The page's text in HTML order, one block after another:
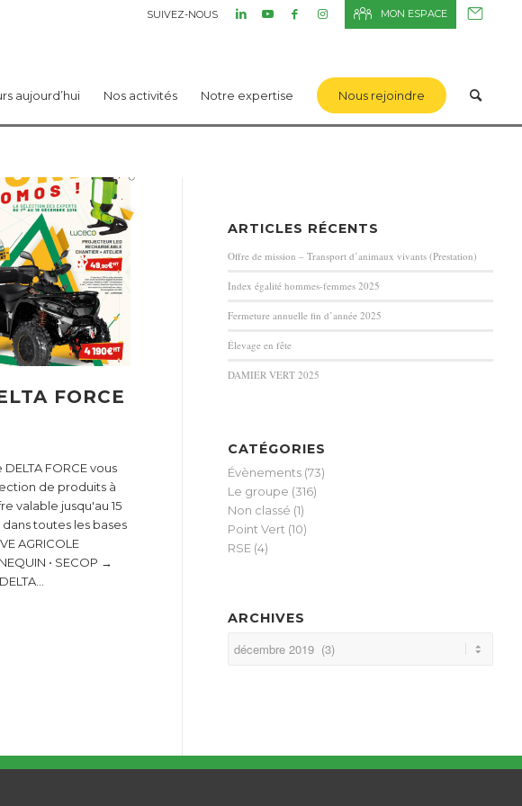
SUIVEZ-NOUS MON ESPACE
aujourd’hui Nos activités Notre expertise Nous rejoindre
FORCE
FORCE vous
de produits à
valable jusqu'au 15
toutes les bases
AGRICOLE
• SECOP →
ARTICLES RÉCENTS
Offre de mission – Transport d’animaux vivants (Prestation)
Index égalité hommes-femmes 2025
Fermeture annuelle fin d’année 2025
Élevage en fête
DAMIER VERT 2025
CATÉGORIES
Évènements (73)
Le groupe (316)
Non classé (1)
Point Vert (10)
RSE (4)
ARCHIVES